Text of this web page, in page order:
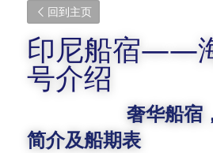
回到主页
印尼船宿——
号介绍
奢华船宿
简介及船期表